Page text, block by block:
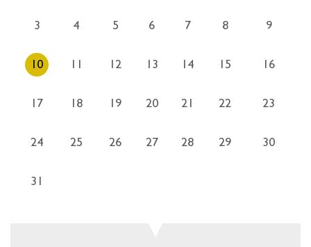
3 4 5 6 7 8 9
10 12 13 14 15 16
17 18 19 20 21 22 23
24 25 26 27 28 29 30
31